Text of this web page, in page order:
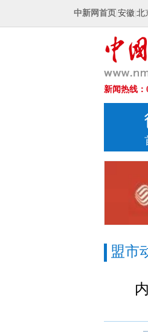
中新网首页 安徽 北
新闻热线：
盟市